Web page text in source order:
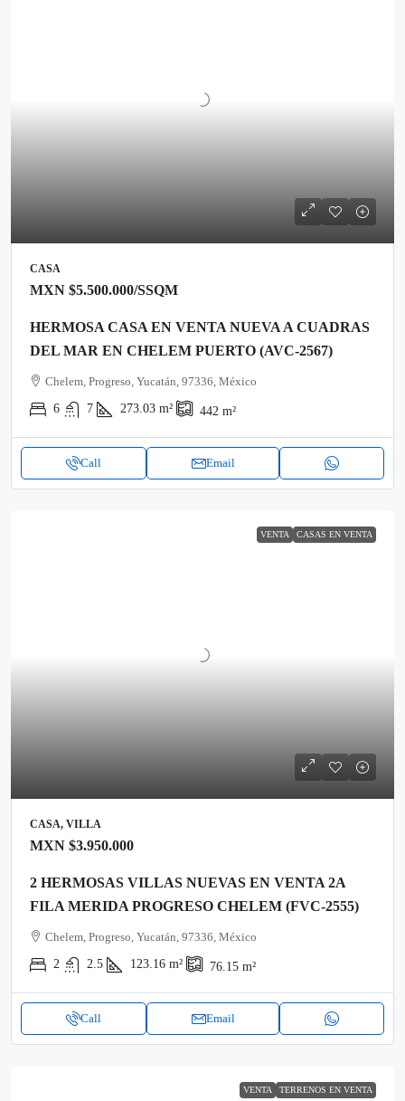
CASA
MXN $5.500.000/SSQM
HERMOSA CASA EN VENTA NUEVA A CUADRAS
DEL MAR EN CHELEM PUERTO (AVC-2567)
Chelem, Progreso, Yucatán, 97336, México
6 7 273.03 m² 442 m²
Call Email
VENTA CASAS EN VENTA
CASA, VILLA
MXN $3.950.000
2 HERMOSAS VILLAS NUEVAS EN VENTA 2A
FILA MERIDA PROGRESO CHELEM (FVC-2555)
Chelem, Progreso, Yucatán, 97336, México
2 2.5 123.16 m² 76.15 m²
Call Email
VENTA TERRENOS EN VENTA